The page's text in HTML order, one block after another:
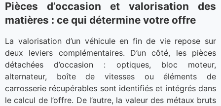
Pièces d’occasion et valorisation des
matières : ce qui détermine votre offre
La valorisation d’un véhicule en fin de vie repose sur
deux leviers complémentaires. D’un côté, les pièces
détachées d’occasion : optiques, bloc moteur,
alternateur, boîte de vitesses ou éléments de
carrosserie récupérables sont identifiés et intégrés dans
le calcul de l’offre. De l’autre, la valeur des métaux bruts